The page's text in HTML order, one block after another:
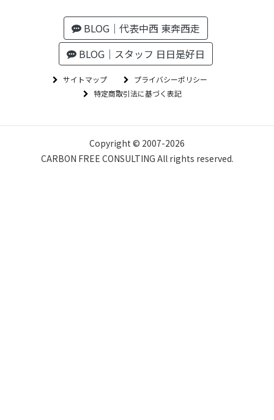
BLOG｜代表中西 東奔西走
BLOG｜スタッフ 日日是好日
サイトマップ
プライバシーポリシー
特定商取引法に基づく表記
Copyright © 2007-2026
CARBON FREE CONSULTING All rights reserved.